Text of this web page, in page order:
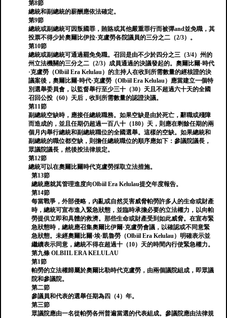
第8節
總統和副總統的薪酬應依法確定。
第9節
總統或副總統可因叛國罪，賄賂或其他嚴重罪行而被彈and並免職，其
投票不得少於奧爾比伊拉·克盧勞各院議員的三分之二（2/3）。
第10節
總統或副總統可通過罷免免職。召回是由不少於四分之三（3/4）州的
州立法機關的三分之二（2/3）成員通過的決議發起的。奧爾比爾·時代
·克盧勞（Olbiil Era Kelulau）的主持人在收到所需數量的經核證的決
議案後，奧爾比爾·時代·克盧勞（Olbiil Era Kelulau）應當建立一個特
別選舉委員會，以監督舉行至少三十（30）天且不超過六十天的全國
召回公投（60）天后，收到所需數量的認證決議。
第11節
副總統空缺時，應接任總統職務。如果空缺是由於死亡，辭職或殘障
而造成的，並且任期仍超過一百八十（180）天，則應在剩餘任期的兩
個月內舉行總統和副總統職位的全國選舉。這樣的空缺。如果總統和
副總統的職位都空缺，則擔任總統職位的順序應如下：參議院議長，
眾議院議長，然後按法律規定。
第12節
總統可以在奧爾比爾時代克盧勞採取立法措施。
第13節
總統應就其管理進度向Olbiil Era Kelulau提交年度報告。
第14節
每當戰爭，外部侵略，內亂或自然災害威脅帕勞許多人的生命或財產
時，總統可宣布進入緊急狀態，並臨時承擔必要的立法權力，以向帕
勞提供立即和具體的救濟。那些生命或財產受到如此威脅。在宣布緊
急狀態時，總統應召集奧爾比伊爾·克盧勞會議，以確認或不同意緊
急狀態。未經奧爾比爾·埃·凱魯勞（Olbiil Era Kelulau）明確表示並
繼續表示同意，總統不得在超過十（10）天的時間內行使緊急權力。
第九條 OLBIIL ERA KELULAU
第1節
帕勞的立法權歸屬於奧爾比勒時代克盧勞，由兩個議院組成，即眾議
院和參議院。
第二節
參議員和代表的選舉任期為四（4）年。
第三節
眾議院應由一名從帕勞各州普遍當選的代表組成。參議院應由法律規